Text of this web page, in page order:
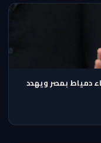
دمياط بمصر ويهدد